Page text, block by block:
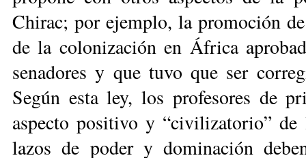
Chirac; por ejemplo, la promoción
de la colonización en África
senadores y que tuvo que ser
Según esta ley, los profesores de
aspecto positivo y “civilizatorio”
lazos de poder y dominación